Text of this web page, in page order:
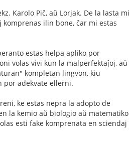
Karolo Piĉ, aŭ Lorjak. De la lasta mi
ilin bone, ĉar mi estas
estas helpa apliko por
volas vivi kun la malperfektaĵoj, aŭ
kompletan lingvon, kiu
por adekvate ellerni.
ke estas nepra la adopto de
la kemio aŭ biologio aŭ matematiko
esti fake komprenata en sciendaj